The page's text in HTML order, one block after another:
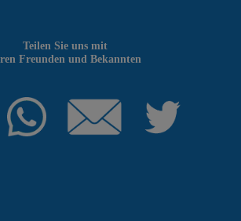
Teilen Sie uns mit
Freunden und Bekannten